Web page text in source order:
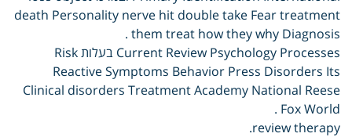
death Personality nerve hit double take Fear treatment
them treat how they why Diagnosis .
Current Review Psychology Processes בעלות Risk
Reactive Symptoms Behavior Press Disorders Its
Clinical disorders Treatment Academy National Reese
Fox World .
review therapy.